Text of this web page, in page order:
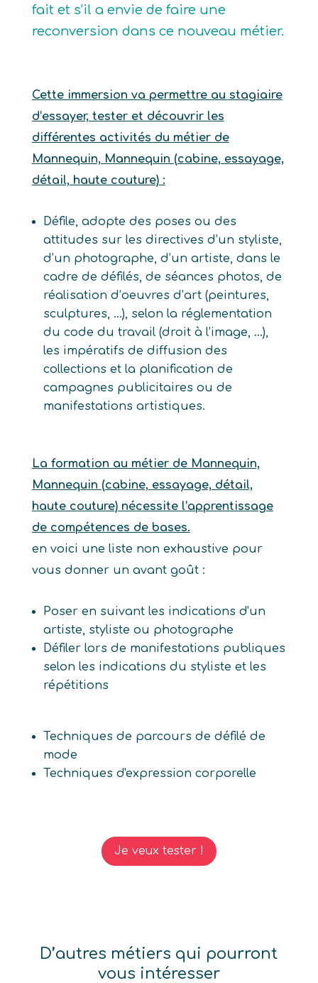
fait et s’il a envie de faire une
reconversion dans ce nouveau métier.
Cette immersion va permettre au stagiaire
d’essayer, tester et découvrir les
différentes activités du métier de
Mannequin, Mannequin (cabine, essayage,
détail, haute couture) :
Défile, adopte des poses ou des
attitudes sur les directives d’un styliste,
d’un photographe, d’un artiste, dans le
cadre de défilés, de séances photos, de
réalisation d’oeuvres d’art (peintures,
sculptures, …), selon la réglementation
du code du travail (droit à l’image, …),
les impératifs de diffusion des
collections et la planification de
campagnes publicitaires ou de
manifestations artistiques.
La formation au métier de Mannequin,
Mannequin (cabine, essayage, détail,
haute couture) nécessite l’apprentissage
de compétences de bases.
en voici une liste non exhaustive pour
vous donner un avant goût :
Poser en suivant les indications d'un
artiste, styliste ou photographe
Défiler lors de manifestations publiques
selon les indications du styliste et les
répétitions
Techniques de parcours de défilé de
mode
Techniques d'expression corporelle
Je veux tester !
D’autres métiers qui pourront
vous intéresser